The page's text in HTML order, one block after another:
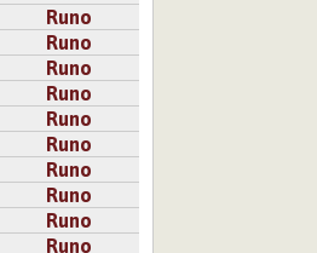
Runo
Runo
Runo
Runo
Runo
Runo
Runo
Runo
Runo
Runo